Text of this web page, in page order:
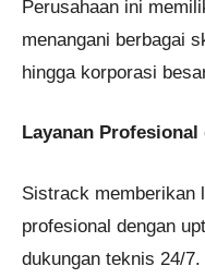
Perusahaan ini
menangani berbagai
hingga korporasi
Layanan
Sistrack memberikan
profesional dengan
dukungan teknis 24/